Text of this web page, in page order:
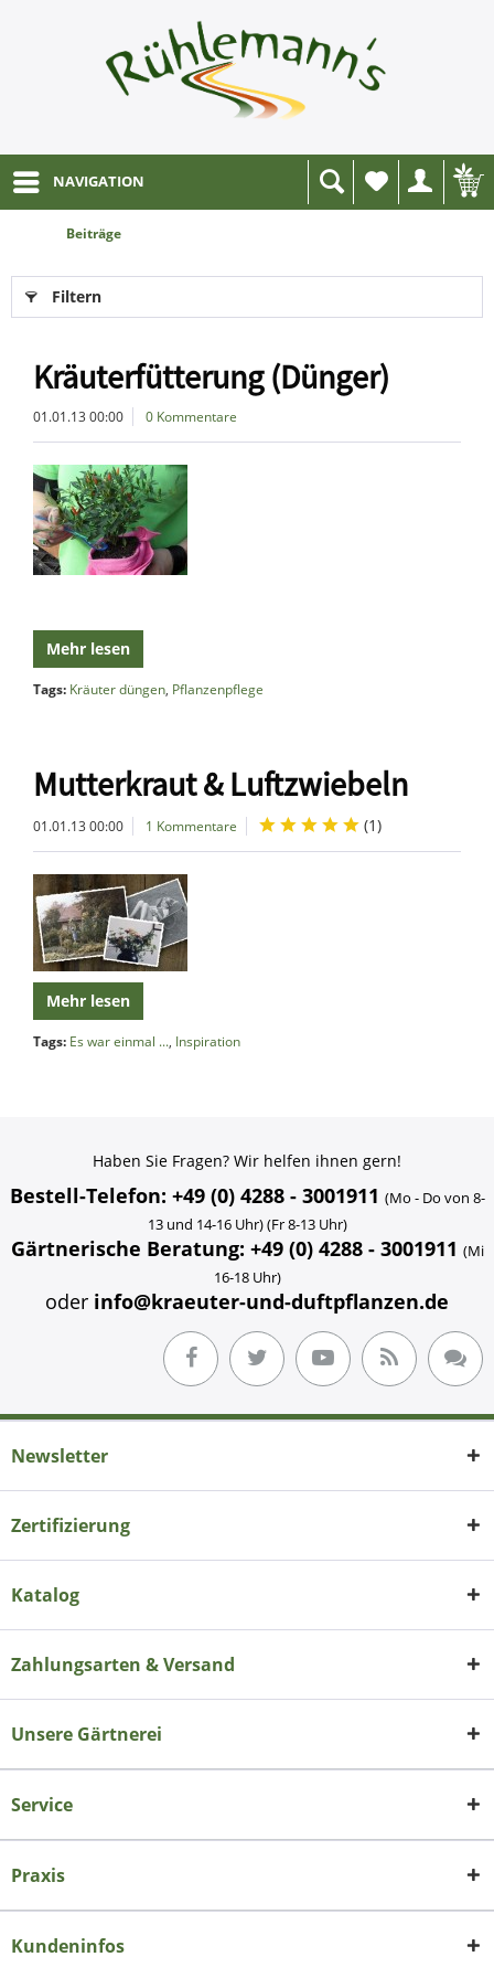
NAVIGATION
Wunschliste
Beiträge
Filtern
Kräuterfütterung (Dünger)
01.01.13 00:00 0 Kommentare
Mehr lesen
Tags: Kräuter düngen, Pflanzenpflege
Mutterkraut & Luftzwiebeln
01.01.13 00:00 1 Kommentare (1)
Mehr lesen
Tags: Es war einmal ..., Inspiration
Haben Sie Fragen? Wir helfen ihnen gern!
Bestell-Telefon: +49 (0) 4288 - 3001911 (Mo - Do von 8-
13 und 14-16 Uhr) (Fr 8-13 Uhr)
Gärtnerische Beratung: +49 (0) 4288 - 3001911 (Mi
16-18 Uhr)
oder info@kraeuter-und-duftpflanzen.de
Newsletter
Zertifizierung
Katalog
Zahlungsarten & Versand
Unsere Gärtnerei
Service
Praxis
Kundeninfos